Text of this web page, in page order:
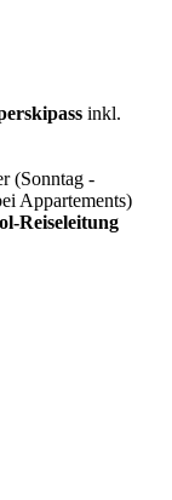
inkl.
(Sonntag -
Appartements)
Reiseleitung